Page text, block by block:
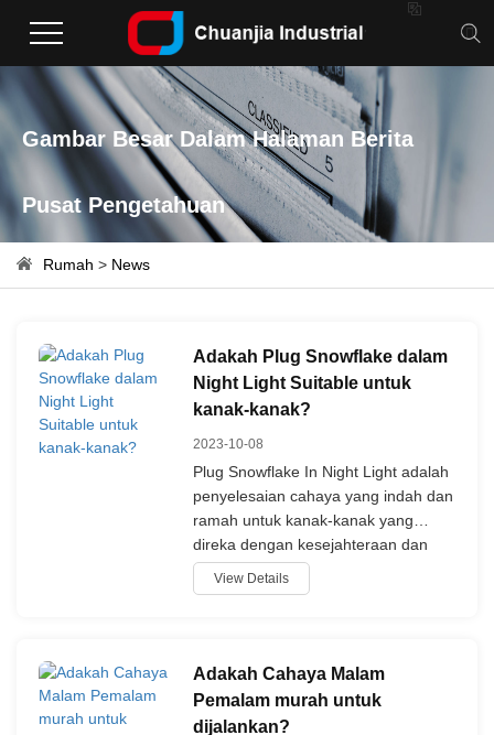

Gambar Besar Dalam Halaman Berita
Pusat Pengetahuan
Rumah > News
Adakah Plug Snowflake dalam
Night Light Suitable untuk
kanak-kanak?
2023-10-08
Plug Snowflake In Night Light adalah
penyelesaian cahaya yang indah dan
ramah untuk kanak-kanak yang
direka dengan kesejahteraan dan
kesenangan kanak-kanak dalam
fikiran. Dengan cahaya lembut,
sangat sesuai bagi kanak-kanak.
View Details
Adakah Cahaya Malam
Pemalam murah untuk
dijalankan?